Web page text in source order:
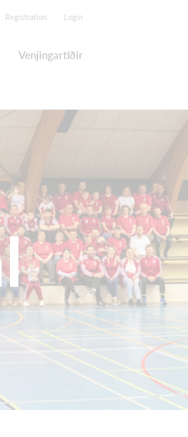
Registration Login
Venjingartíðir